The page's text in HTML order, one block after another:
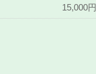
15,000円